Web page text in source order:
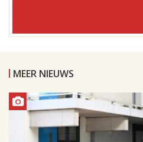
MEER NIEUWS